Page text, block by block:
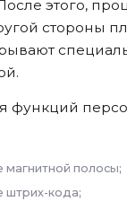
этого,
стороны
функций
магнитной полосы;
штрих-кода;